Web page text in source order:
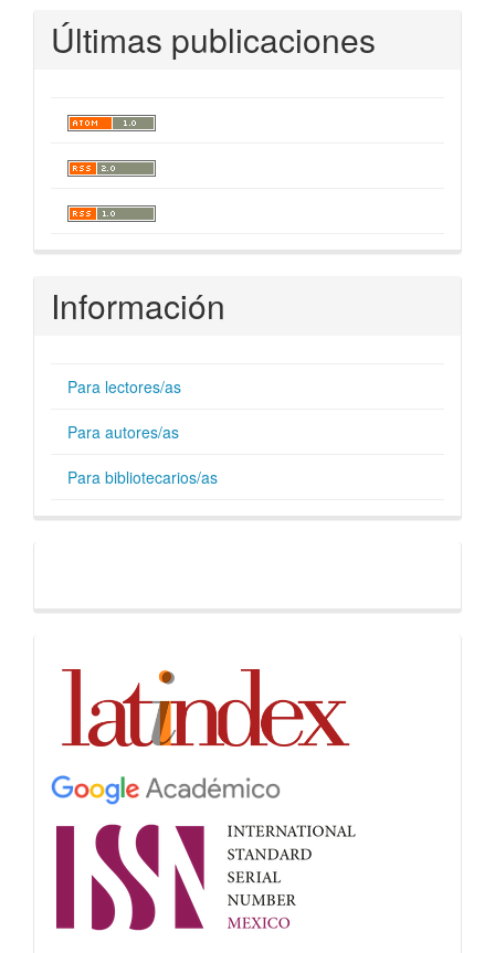
Últimas publicaciones
Información
Para lectores/as
Para autores/as
Para bibliotecarios/as
Indices